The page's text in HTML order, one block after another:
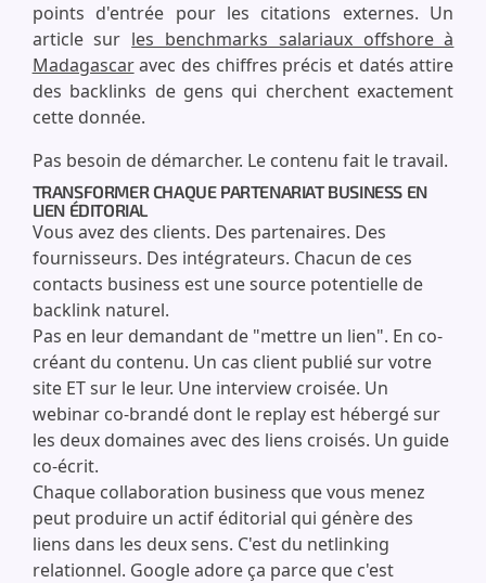
points d'entrée pour les citations externes. Un
article sur les benchmarks salariaux offshore à
Madagascaravec des chiffres précis et datés attire
des backlinks de gens qui cherchent exactement
cette donnée.
Pas besoin de démarcher. Le contenu fait le travail.
TRANSFORMER CHAQUE PARTENARIAT BUSINESS EN
LIEN ÉDITORIAL
Vous avez des clients. Des partenaires. Des
fournisseurs. Des intégrateurs. Chacun de ces
contacts business est une source potentielle de
backlink naturel.
Pas en leur demandant de "mettre un lien". En co-
créant du contenu. Un cas client publié sur votre
site ET sur le leur. Une interview croisée. Un
webinar co-brandé dont le replay est hébergé sur
les deux domaines avec des liens croisés. Un guide
co-écrit.
Chaque collaboration business que vous menez
peut produire un actif éditorial qui génère des
liens dans les deux sens. C'est du netlinking
relationnel. Google adore ça parce que c'est